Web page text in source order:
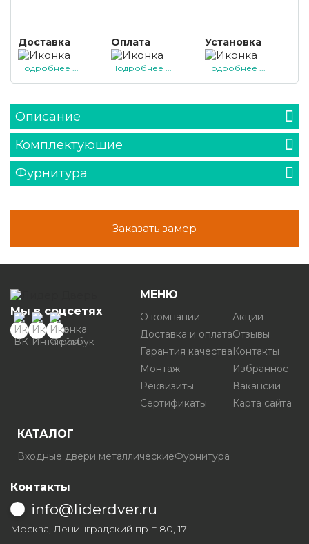
Доставка
Подробнее ...
Оплата
Подробнее ...
Установка
Подробнее ...
Описание
Комплектующие
Фурнитура
Заказать замер
Мы в соцсетях
МЕНЮ
О компании
Доставка и оплата
Гарантия качества
Монтаж
Реквизиты
Сертификаты
Акции
Отзывы
Контакты
Избранное
Вакансии
Карта сайта
КАТАЛОГ
Входные двери металлическиеФурнитура
Контакты
info@liderdver.ru
Москва, Ленинградский пр-т 80, 17